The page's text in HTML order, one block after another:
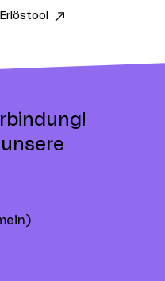
Erlöstool